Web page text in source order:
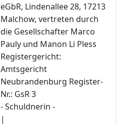
eGbR, Lindenallee 28, 17213
Malchow, vertreten durch
die Gesellschafter Marco
Pauly und Manon Li Pless
Registergericht:
Amtsgericht
Neubrandenburg Register-
Nr.: GsR 3
- Schuldnerin -
|